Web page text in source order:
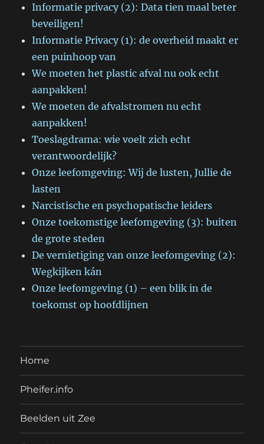
Informatie privacy (2): Data tien maal beter
beveiligen!
Informatie Privacy (1): de overheid maakt er
een puinhoop van
We moeten het plastic afval nu ook echt
aanpakken!
We moeten de afvalstromen nu echt
aanpakken!
Toeslagdrama: wie voelt zich echt
verantwoordelijk?
Onze leefomgeving: Wij de lusten, Jullie de
lasten
Narcistische en psychopatische leiders
Onze toekomstige leefomgeving (3): buiten
de grote steden
De vernietiging van onze leefomgeving (2):
Wegkijken kán
Onze leefomgeving (1) – een blik in de
toekomst op hoofdlijnen
Home
Pheifer.info
Beelden uit Zee